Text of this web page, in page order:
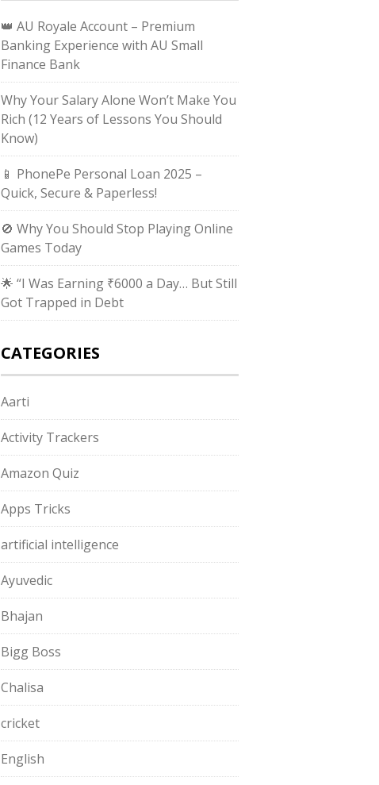
👑 AU Royale Account – Premium
Banking Experience with AU Small
Finance Bank
Why Your Salary Alone Won’t Make You
Rich (12 Years of Lessons You Should
Know)
📱 PhonePe Personal Loan 2025 –
Quick, Secure & Paperless!
🚫 Why You Should Stop Playing Online
Games Today
🌟 “I Was Earning ₹6000 a Day… But Still
Got Trapped in Debt
CATEGORIES
Aarti
Activity Trackers
Amazon Quiz
Apps Tricks
artificial intelligence
Ayuvedic
Bhajan
Bigg Boss
Chalisa
cricket
English